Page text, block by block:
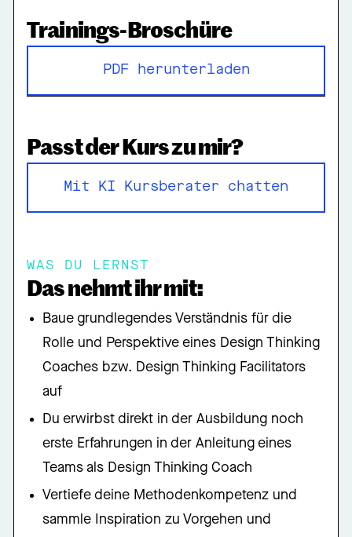
Trainings-Broschüre
PDF herunterladen
Passt der Kurs zu mir?
Mit KI Kursberater chatten
WAS DU LERNST
Das nehmt ihr mit:
Baue grundlegendes Verständnis für die
Rolle und Perspektive eines Design Thinking
Coaches bzw. Design Thinking Facilitators
auf
Du erwirbst direkt in der Ausbildung noch
erste Erfahrungen in der Anleitung eines
Teams als Design Thinking Coach
Vertiefe deine Methodenkompetenz und
sammle Inspiration zu Vorgehen und